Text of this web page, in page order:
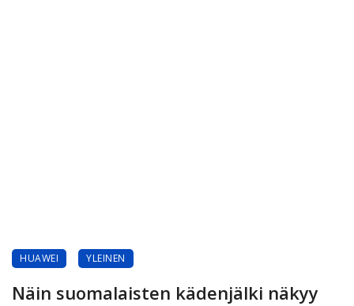
HUAWEI YLEINEN
Näin suomalaisten kädenjälki näkyy